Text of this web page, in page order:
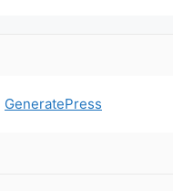
GeneratePress